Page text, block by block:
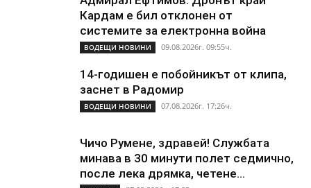
Кардам е бил отклонен от
системите за електронна война
ВОДЕЩИ НОВИНИ 09.08.2026г. 09:55ч.
14-годишен е побойникът от клипа,
заснет в Радомир
ВОДЕЩИ НОВИНИ 07.08.2026г. 17:26ч.
Чичо Румене, здравей! Службата
минава в 30 минути полет седмично,
после лека дрямка, четене...